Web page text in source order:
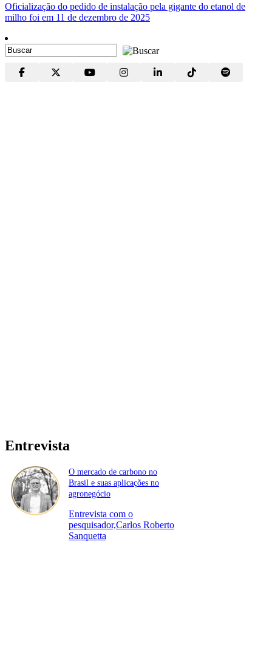
Oficialização do pedido de instalação pela gigante do etanol de
milho foi em 11 de dezembro de 2025
Entrevista
O mercado de carbono no
Brasil e suas aplicações no
agronegócio
Entrevista com o
pesquisador,Carlos Roberto
Sanquetta